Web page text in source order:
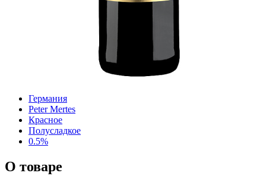
Германия
Peter Mertes
Красное
Полусладкое
0.5%
О товаре